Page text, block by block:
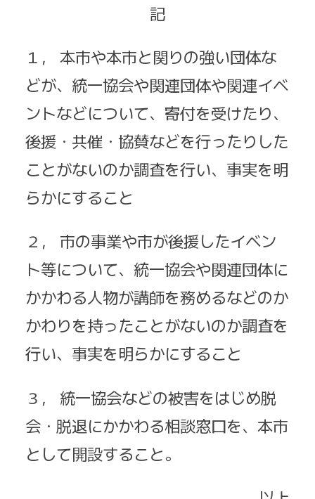
記
１， 本市や本市と関りの強い団体な
どが、統一協会や関連団体や関連イベ
ントなどについて、寄付を受けたり、
後援・共催・協賛などを行ったりした
ことがないのか調査を行い、事実を明
らかにすること
２， 市の事業や市が後援したイベン
ト等について、統一協会や関連団体に
かかわる人物が講師を務めるなどのか
かわりを持ったことがないのか調査を
行い、事実を明らかにすること
３， 統一協会などの被害をはじめ脱
会・脱退にかかわる相談窓口を、本市
として開設すること。